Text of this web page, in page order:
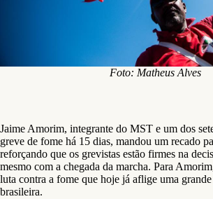
Foto: Matheus Alves
Jaime Amorim, integrante do MST e um dos
greve de fome há 15 dias, mandou um recado
reforçando que os grevistas estão firmes na
mesmo com a chegada da marcha. Para
luta contra a fome que hoje já aflige uma
brasileira.